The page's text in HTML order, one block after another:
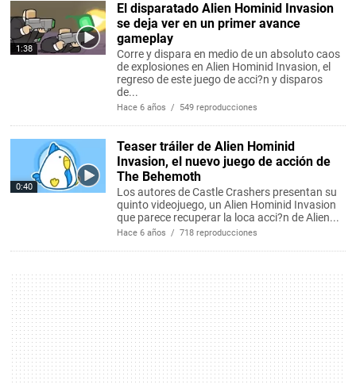
1:38
El disparatado Alien Hominid Invasion
se deja ver en un primer avance
gameplay
Corre y dispara en medio de un absoluto caos
de explosiones en Alien Hominid Invasion, el
regreso de este juego de acci?n y disparos
de...
Hace 6 años / 549 reproducciones
0:40
Teaser tráiler de Alien Hominid
Invasion, el nuevo juego de acción de
The Behemoth
Los autores de Castle Crashers presentan su
quinto videojuego, un Alien Hominid Invasion
que parece recuperar la loca acci?n de Alien...
Hace 6 años / 718 reproducciones